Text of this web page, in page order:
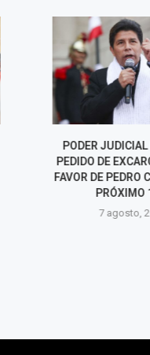
JUDICIAL DEBATIRÁ
DE EXCARCELACIÓN A
DE PEDRO CASTILLO EL